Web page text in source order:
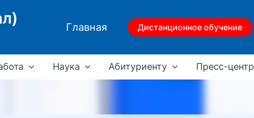
Главная Дистанционное обучение
Наука Абитуриенту Пресс-центр